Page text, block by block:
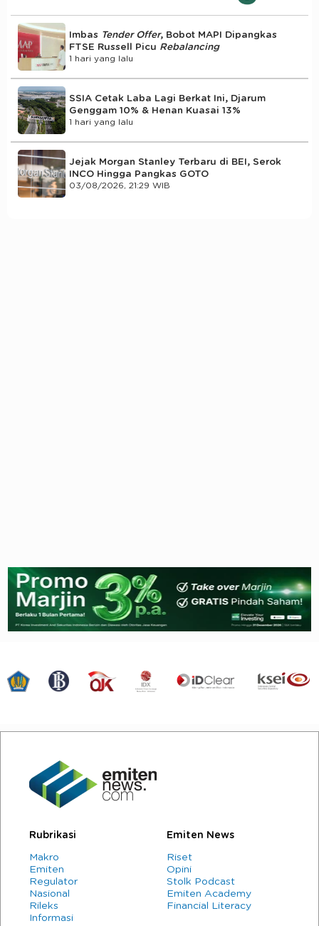
Imbas Tender Offer, Bobot MAPI Dipangkas
FTSE Russell Picu Rebalancing
1 hari yang lalu
SSIA Cetak Laba Lagi Berkat Ini, Djarum
Genggam 10% & Henan Kuasai 13%
1 hari yang lalu
Jejak Morgan Stanley Terbaru di BEI, Serok
INCO Hingga Pangkas GOTO
03/08/2026, 21:29 WIB
Rubrikasi
Makro
Emiten
Regulator
Nasional
Rileks
Informasi
Emiten News
Riset
Opini
Stolk Podcast
Emiten Academy
Financial Literacy